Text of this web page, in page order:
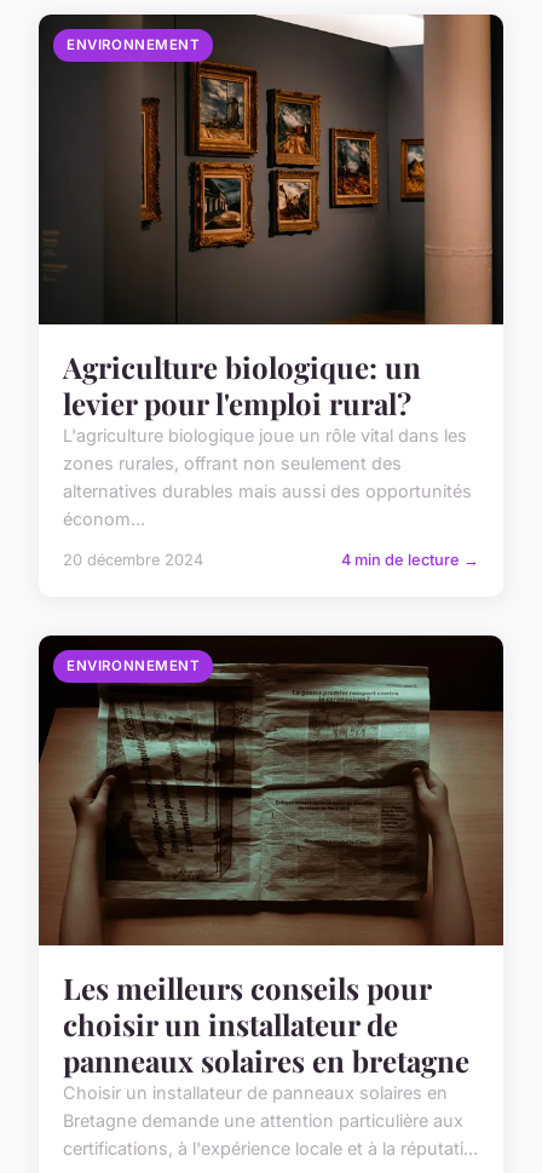
ENVIRONNEMENT
Agriculture biologique: un
levier pour l'emploi rural?
L'agriculture biologique joue un rôle vital dans les
zones rurales, offrant non seulement des
alternatives durables mais aussi des opportunités
économ...
20 décembre 2024 4 min de lecture →
ENVIRONNEMENT
Les meilleurs conseils pour
choisir un installateur de
panneaux solaires en bretagne
Choisir un installateur de panneaux solaires en
Bretagne demande une attention particulière aux
certifications, à l'expérience locale et à la réputati...